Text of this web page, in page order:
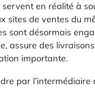
en réalité à
sites de ventes du
sont désormais
assure des
importante.
par